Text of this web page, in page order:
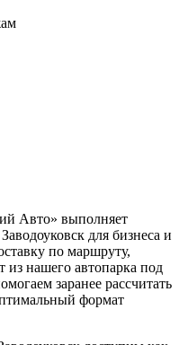
Авто» выполняет
для бизнеса и
по маршруту,
из нашего автопарка под
заранее рассчитать
формат